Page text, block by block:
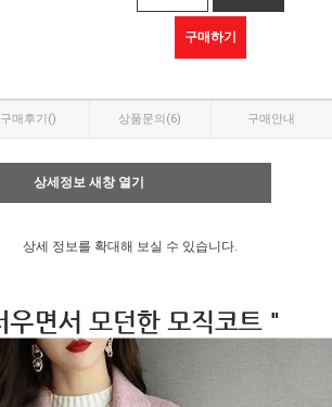
구매하기
구매후기 () 상품문의 (6) 구매안내
상세정보 새창 열기
상세 정보를 확대해 보실 수 있습니다.